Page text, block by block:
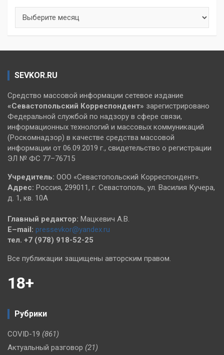
SEVKOR.RU
Средство массовой информации сетевое издание
«Севастопольский Корреспондент» зарегистрировано
Федеральной службой по надзору в сфере связи,
информационных технологий и массовых коммуникаций
(Роскомнадзор) в качестве средства массовой
информации от 06.09.2019 г., свидетельство о регистрации
ЭЛ № ФС 77–76715
Учредитель: ООО «Севастопольский Корреспондент».
Адрес: Россия, 299011, г. Севастополь, ул. Василия Кучера,
д. 1, кв. 10А
Главный редактор: Мацкевич А.В.
E–mail: pressevkor@yandex.ru
тел. +7 (978) 918-52-25
Все публикации защищены авторским правом.
18+
Рубрики
COVID-19 (861)
Актуальный разговор (21)